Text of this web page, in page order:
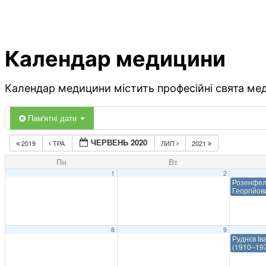
Календар медицини
Календар медицини містить професійні свята
Пам'ятні дати
2019 ТРА ЧЕРВЕНЬ 2020 ЛИП 2021
Пн Вт
1 2
8 9
Руднєв